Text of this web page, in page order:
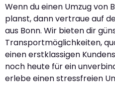
Wenn du einen Umzug von
planst, dann vertraue auf
aus Bonn. Wir bieten dir
Transportmöglichkeiten,
einen erstklassigen
noch heute für ein
erlebe einen stressfreien